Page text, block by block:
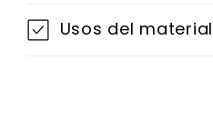
Usos del material